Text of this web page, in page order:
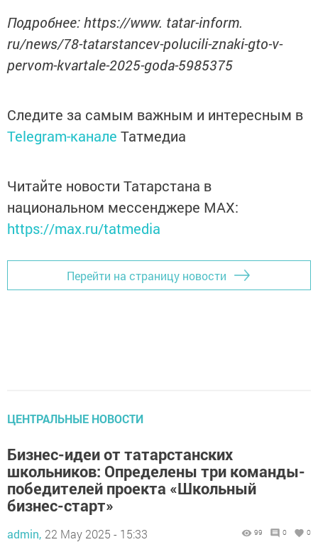
Подробнее: https://www. tatar-inform.
ru/news/78-tatarstancev-polucili-znaki-gto-v-
pervom-kvartale-2025-goda-5985375
Следите за самым важным и интересным в
Telegram-канале Татмедиа
Читайте новости Татарстана в
национальном мессенджере MАХ:
https://max.ru/tatmedia
Перейти на страницу новости
ЦЕНТРАЛЬНЫЕ НОВОСТИ
Бизнес-идеи от татарстанских
школьников: Определены три команды-
победителей проекта «Школьный
бизнес-старт»
admin, 22 May 2025 - 15:33 99 0 0